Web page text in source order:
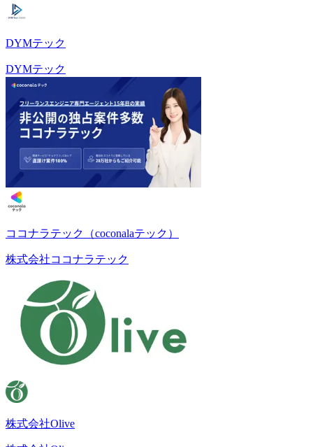
DYMテック
DYMテック
ココナラテック（coconalaテック）
株式会社ココナラテック
株式会社Olive